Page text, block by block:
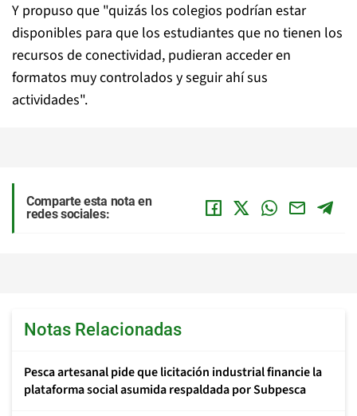
Y propuso que "quizás los colegios podrían estar
disponibles para que los estudiantes que no tienen los
recursos de conectividad, pudieran acceder en
formatos muy controlados y seguir ahí sus
actividades".
Comparte esta nota en
redes sociales:
Notas Relacionadas
Pesca artesanal pide que licitación industrial financie la
plataforma social asumida respaldada por Subpesca